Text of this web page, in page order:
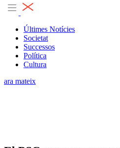
Últimes Notícies
Societat
Successos
Política
Cultura
ara mateix